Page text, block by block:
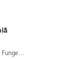
...